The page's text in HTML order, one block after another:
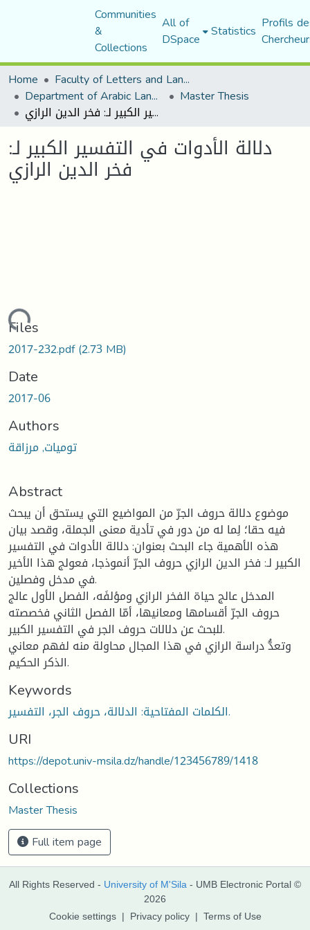
Communities
&
Collections
All of
DSpace Statistics Profils
Home
Faculty of Letters and Languages
Department of Arabic Language and Literature Master Thesis
دلالة الأدوات في التفسير الكبير لـ: فخر الدين الرازي
دلالة الأدوات في التفسير الكبير لـ:
فخر الدين الرازي
Loading...
Files
2017-232.pdf(2.73 MB)
Date
2017-06
Authors
توميات, مرزاقة
Abstract
موضوع دلالة حروف الجرّ من المواضيع التي يستحق أن يبحث
فيه حقا؛ لِما له من دور في تأدية معنى الجملة، وقصد بيان
هذه الأهمية جاء البحث بعنوان: دلالة الأدوات في التفسير
الكبير لـ: فخر الدين الرازي حروف الجرّ أنموذجا، فعولج هذا الأخير
في مدخل وفصلين.
المدخل عالج حياة الفخر الرازي ومؤلفَه، الفصل الأول عالج
حروف الجرّ أقسامها ومعانيها، أمّا الفصل الثاني فخصصته
للبحث عن دلالات حروف الجر في التفسير الكبير.
وتعدُّ دراسة الرازي في هذا المجال محاولة منه لفهم معاني
الذكر الحكيم.
Keywords
الكلمات المفتاحية: الدلالة، حروف الجر، التفسير.
URI
https://depot.univ-msila.dz/handle/123456789/1418
Collections
Master Thesis
Full item page
All Rights Reserved - University of M'Sila - UMB Electronic Portal ©
2026
Cookie settings | Privacy policy | Terms of Use